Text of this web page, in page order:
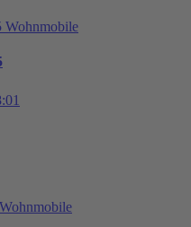
Wohnmobile
Wohnmobile